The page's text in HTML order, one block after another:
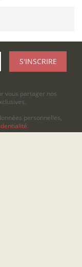
S'INSCRIRE
vous partager nos
personnelles,
.